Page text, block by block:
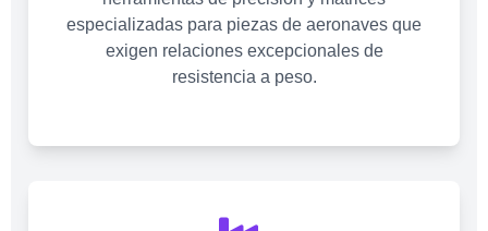
especializadas para piezas de aeronaves que
exigen relaciones excepcionales de
resistencia a peso.